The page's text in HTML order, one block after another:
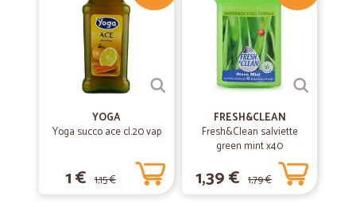
YOGA
Yoga succo ace cl.20 vap
1 € 1,15 €
FRESH&CLEAN
Fresh&Clean salviette
green mint x40
1,39 € 1,79 €